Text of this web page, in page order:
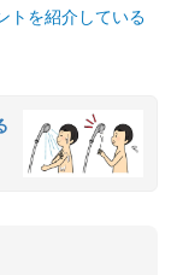
トを紹介している